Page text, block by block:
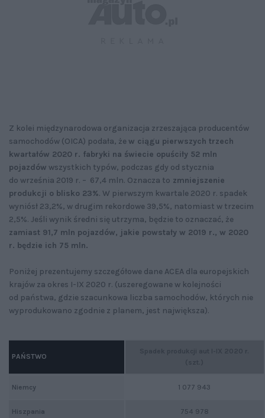
Z kolei międzynarodowa organizacja zrzeszająca producentów
samochodów (OICA) podała, że w ciągu pierwszych trzech
kwartałów 2020 r. fabryki na świecie opuściły 52 mln
pojazdów wszystkich typów, podczas gdy od stycznia
do września 2019 r. – 67,4 mln. Oznacza to zmniejszenie
produkcji o blisko 23%. W pierwszym kwartale 2020 r. spadek
wyniósł 23,2%, w drugim rekordowe 39,5%, natomiast w trzecim
2,5%. Jeśli wynik średni się utrzyma, będzie to oznaczać, że
zamiast 91,7 mln pojazdów, jakie powstały w 2019 r., w 2020
r. będzie ich 75 mln.
Poniżej prezentujemy szczegółowe dane ACEA dla europejskich
krajów za okres I-IX 2020 r. (uszeregowane w kolejności
od państwa, gdzie szacunkowa liczba samochodów, których nie
wyprodukowano zgodnie z planem, jest największa).
1 077 943
754 978
PAŃSTWO
Niemcy
Hiszpania